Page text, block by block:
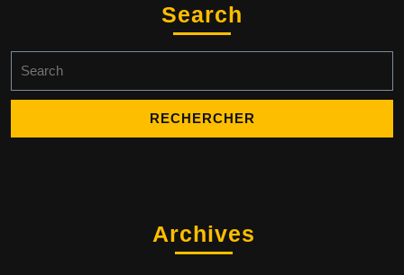
Search
Archives